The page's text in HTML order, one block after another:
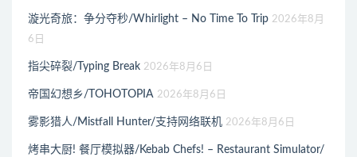
漩光奇旅：争分夺秒/Whirlight – No Time To Trip 2026年8月
6日
指尖碎裂/Typing Break 2026年8月6日
帝国幻想乡/TOHOTOPIA 2026年8月6日
雾影猎人/Mistfall Hunter/支持网络联机 2026年8月6日
烤串大厨! 餐厅模拟器/Kebab Chefs! – Restaurant Simulator/